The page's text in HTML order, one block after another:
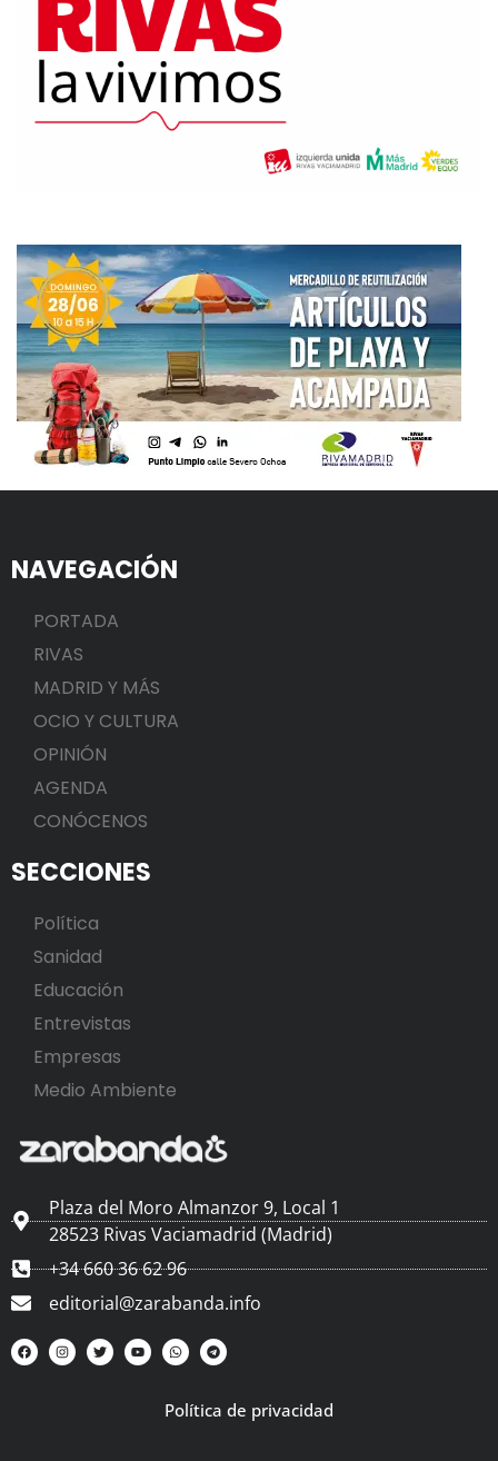
NAVEGACIÓN
PORTADA
RIVAS
MADRID Y MÁS
OCIO Y CULTURA
OPINIÓN
AGENDA
CONÓCENOS
SECCIONES
Política
Sanidad
Educación
Entrevistas
Empresas
Medio Ambiente
Plaza del Moro Almanzor 9, Local 1
28523 Rivas Vaciamadrid (Madrid)
+34 660 36 62 96
editorial@zarabanda.info
Política de privacidad